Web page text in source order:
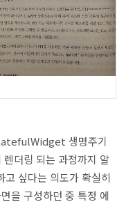
생명주기
더링 되는 과정까지 알
고 싶다는 의도가 확실히
을 구성하던 중 특정 에